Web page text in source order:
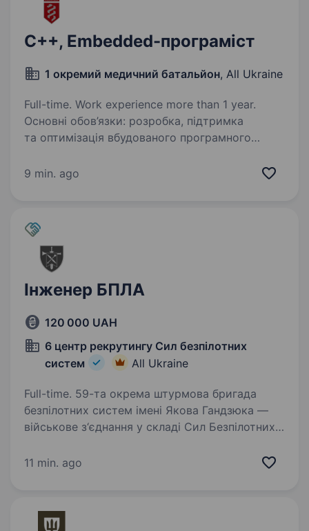
С++, Embedded-програміст
1 окремий медичний батальйон, All Ukraine
Full-time. Work experience more than 1 year.
Основні обов’язки: розробка, підтримка
та оптимізація вбудованого програмного
електронних систем розробка та модифікація
9 min. ago
Інженер БПЛА
120 000 UAH
6 центр рекрутингу Сил безпілотних
систем
All Ukraine
Full-time. 59-та окрема штурмова бригада
безпілотних систем імені Якова Гандзюка —
військове з‘єднання у складі Сил Безпілотних
в Україні бригада, яка веде війну з неба,
11 min. ago